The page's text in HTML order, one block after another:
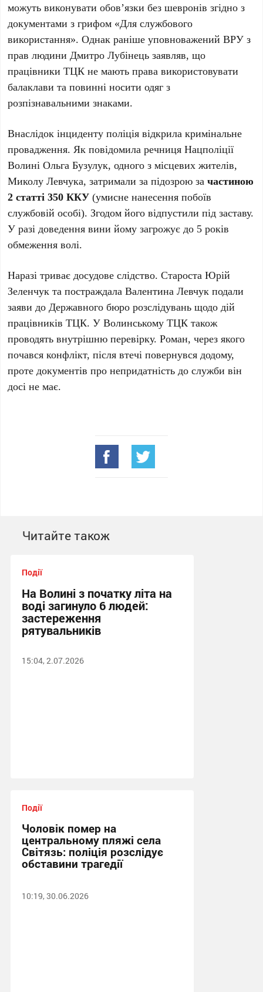
можуть виконувати обов’язки без шевронів згідно з
документами з грифом «Для службового
використання». Однак раніше уповноважений ВРУ з
прав людини Дмитро Лубінець заявляв, що
працівники ТЦК не мають права використовувати
балаклави та повинні носити одяг з
розпізнавальними знаками.
Внаслідок інциденту поліція відкрила кримінальне
провадження. Як повідомила речниця Нацполіції
Волині Ольга Бузулук, одного з місцевих жителів,
Миколу Левчука, затримали за підозрою зачастиною
2 статті 350 ККУ (умисне нанесення побоїв
службовій особі). Згодом його відпустили під заставу.
У разі доведення вини йому загрожує до 5 років
обмеження волі.
Наразі триває досудове слідство. Староста Юрій
Зеленчук та постраждала Валентина Левчук подали
заяви до Державного бюро розслідувань щодо дій
працівників ТЦК. У Волинському ТЦК також
проводять внутрішню перевірку. Роман, через якого
почався конфлікт, після втечі повернувся додому,
проте документів про непридатність до служби він
досі не має.
Читайте також
Події
На Волині з початку літа на
воді загинуло 6 людей:
застереження
рятувальників
15:04, 2.07.2026
Події
Чоловік помер на
центральному пляжі села
Світязь: поліція розслідує
обставини трагедії
10:19, 30.06.2026